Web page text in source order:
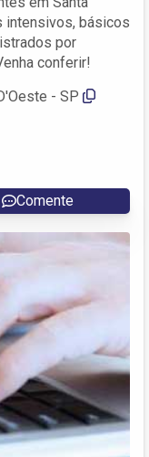
intensivos, básicos
por
conferir!
- SP
Comente